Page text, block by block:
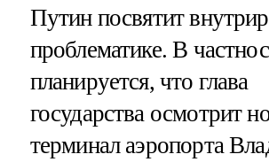
Путин посвятит
проблематике. В
планируется, что глава
государства осмотрит
терминал аэропорта